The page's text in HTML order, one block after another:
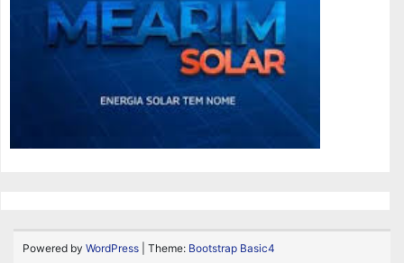
Powered by WordPress | Theme: Bootstrap Basic4